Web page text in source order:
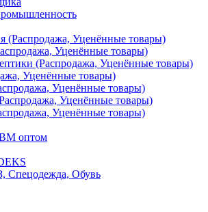
(Распродажа, Уценённые товары)
Уценённые товары)
(Распродажа, Уценённые товары)
Уценённые товары)
Уценённые товары)
Уценённые товары)
Уценённые товары)
оптом
Спецодежда, Обувь